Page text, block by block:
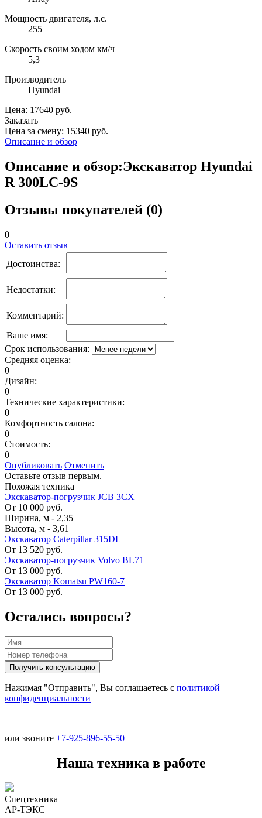
Мощность двигателя, л.с.
255
Скорость своим ходом км/ч
5,3
Производитель
Hyundai
Цена: 17640 руб.
Заказать
Цена за смену: 15340 руб.
Описание и обзор
Описание и обзор:Экскаватор Hyundai
R 300LC-9S
Отзывы покупателей (0)
0
Оставить отзыв
Достоинства:
Недостатки:
Комментарий:
Ваше имя:
Срок использования:
Средняя оценка:
0
Дизайн:
0
Технические характеристики:
0
Комфортность салона:
0
Стоимость:
0
Опубликовать Отменить
Оставьте отзыв первым.
Похожая техника
Экскаватор-погрузчик JCB 3CX
От 10 000 руб.
Ширина, м - 2,35
Высота, м - 3,61
Экскаватор Caterpillar 315DL
От 13 520 руб.
Экскаватор-погрузчик Volvo BL71
От 13 000 руб.
Экскаватор Komatsu PW160-7
От 13 000 руб.
Остались вопросы?
Нажимая "Отправить", Вы соглашаетесь с политикой
конфиденциальности
или звоните +7-925-896-55-50
Наша техника в работе
Спецтехника
АР-ТЭКС